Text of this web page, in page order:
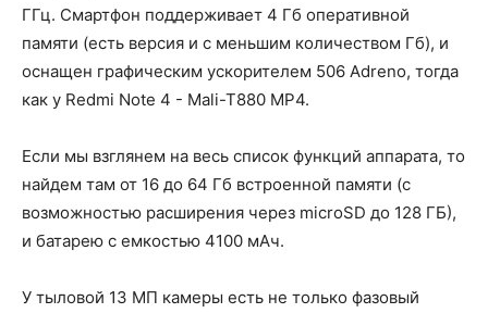
ГГц. Смартфон поддерживает 4 Гб оперативной
памяти (есть версия и с меньшим количеством Гб), и
оснащен графическим ускорителем 506 Adreno, тогда
как у Redmi Note 4 - Mali-T880 MP4.
Если мы взглянем на весь список функций аппарата, то
найдем там от 16 до 64 Гб встроенной памяти (с
возможностью расширения через microSD до 128 ГБ),
и батарею с емкостью 4100 мАч.
У тыловой 13 МП камеры есть не только фазовый